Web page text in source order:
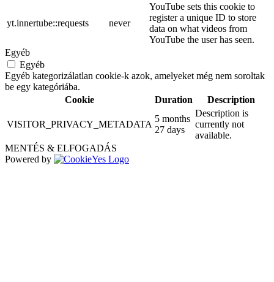
yt.innertube::requests never
YouTube sets this cookie to
register a unique ID to store
data on what videos from
YouTube the user has seen.
Egyéb
Egyéb
Egyéb kategorizálatlan cookie-k azok, amelyeket még nem soroltak
be egy kategóriába.
Cookie
Duration Description
VISITOR_PRIVACY_METADATA
5 months
27 days
Description is
currently not
available.
MENTÉS & ELFOGADÁS
Powered by